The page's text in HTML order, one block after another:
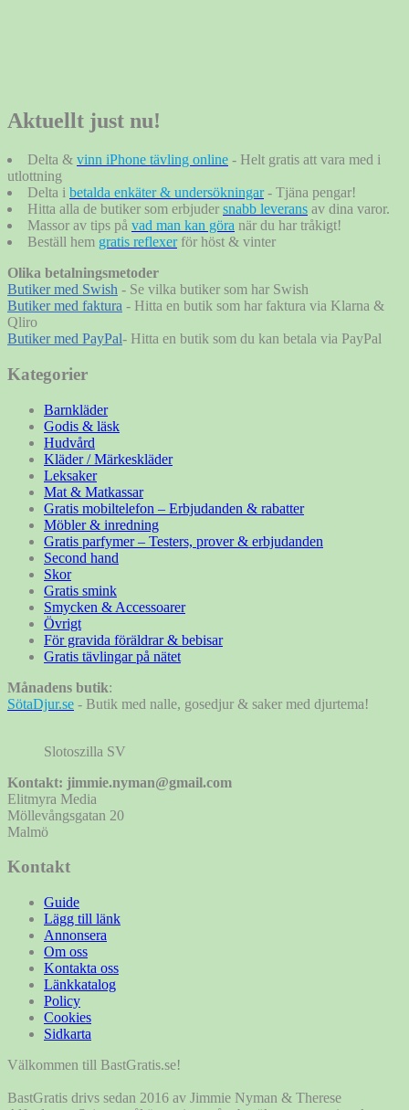
Aktuellt just nu!
Delta & vinn iPhone tävling online - Helt gratis att vara med i
utlottning
Delta i betalda enkäter & undersökningar - Tjäna pengar!
Hitta alla de butiker som erbjuder snabb leverans av dina varor.
Massor av tips på vad man kan göra när du har tråkigt!
Beställ hem gratis reflexerför höst & vinter
Olika betalningsmetoder
Butiker med Swish - Se vilka butiker som har Swish
Butiker med faktura - Hitta en butik som har faktura via Klarna &
Qliro
Butiker med PayPal- Hitta en butik som du kan betala via PayPal
Kategorier
Barnkläder
Godis & läsk
Hudvård
Kläder / Märkeskläder
Leksaker
Mat & Matkassar
Gratis mobiltelefon – Erbjudanden & rabatter
Möbler & inredning
Gratis parfymer – Testers, prover & erbjudanden
Second hand
Skor
Gratis smink
Smycken & Accessoarer
Övrigt
För gravida föräldrar & bebisar
Gratis tävlingar på nätet
Månadens butik:
SötaDjur.se - Butik med nalle, gosedjur & saker med djurtema!
Slotoszilla SV
Kontakt: jimmie.nyman@gmail.com
Elitmyra Media
Möllevångsgatan 20
Malmö
Kontakt
Guide
Lägg till länk
Annonsera
Om oss
Kontakta oss
Länkkatalog
Policy
Cookies
Sidkarta
Välkommen till BastGratis.se!
BastGratis drivs sedan 2016 av Jimmie Nyman & Therese